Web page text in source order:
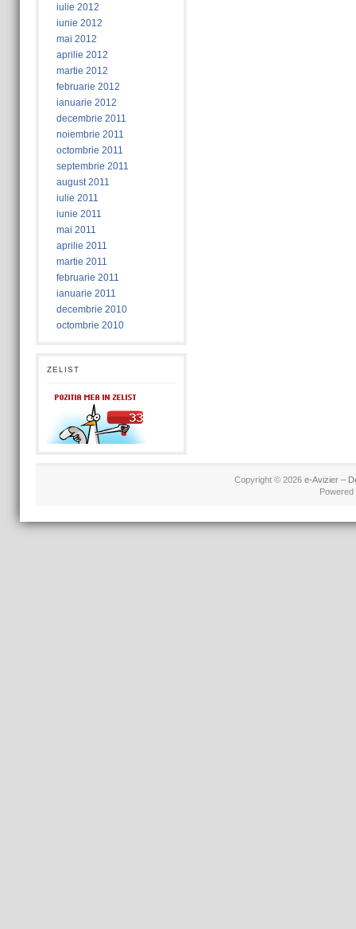
iulie 2012
iunie 2012
mai 2012
aprilie 2012
martie 2012
februarie 2012
ianuarie 2012
decembrie 2011
noiembrie 2011
octombrie 2011
septembrie 2011
august 2011
iulie 2011
iunie 2011
mai 2011
aprilie 2011
martie 2011
februarie 2011
ianuarie 2011
decembrie 2010
octombrie 2010
ZELIST
Copyright © 2026 e-Avizier –